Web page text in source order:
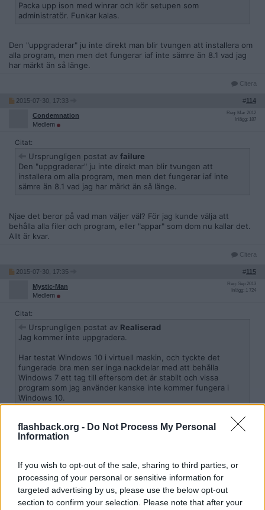
flashback.org - Do Not Process My Personal
Information
If you wish to opt-out of the sale, sharing to third parties, or
processing of your personal or sensitive information for
targeted advertising by us, please use the below opt-out
section to confirm your selection. Please note that after your
Packa upp ison med winrar och kör setupen som
administratör. Funkar kalas.
Den "uppgraderar" ju inte direkt man blir tvungen att installera om
alla program, men men det fungerar iaf inte sämre än 8.1 vad jag
har märkt än så länge.
Citera
2015-07-30, 17:33 #114
Condemnation
Medlem
Reg: Mar 2012
Inlägg: 187
Citat:
Ursprungligen postat av failure
Den "uppgraderar" ju inte direkt man blir tvungen att
installera om alla program, men men det fungerar iaf inte
sämre än 8.1 vad jag har märkt än så länge.
Njae det beror på vad man väljer väl? För jag kunde välja att
behålla alla filer och program, eller "appar" som dom nu kallar det.
Allt är kvar.
Citera
2015-07-30, 17:35 #115
Mystic-Man
Medlem
Reg: Sep 2013
Inlägg: 1 724
Citat:
Ursprungligen postat av Realiserad
Jag kommer inte uppgradera.
Har testat Windows 10 i virtuell maskin, och tyckte det
fungerade bra men ser inga nackdelar med att behålla
Windows 7 ett tag till eftersom det är stabilt och vissa
program som jag använder kanske inte kommer fungera i
Windows 10.
visat på lite mera problem när de gamla programmen måste
installeras om.